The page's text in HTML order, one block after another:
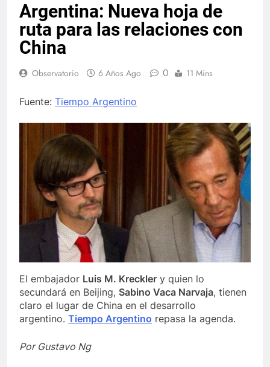
Argentina: Nueva hoja de
ruta para las relaciones con
China
Observatorio 6 Años Ago 0 11 Mins
Fuente: Tiempo Argentino
El embajador Luis M. Kreckler y quien lo
secundará en Beijing, Sabino Vaca Narvaja, tienen
claro el lugar de China en el desarrollo
argentino. Tiempo Argentino repasa la agenda.
Por Gustavo Ng